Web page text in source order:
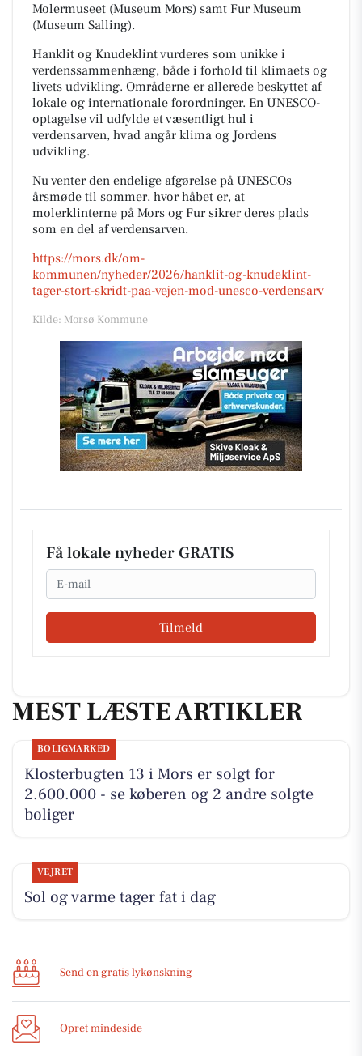
Molermuseet (Museum Mors) samt Fur Museum
(Museum Salling).
Hanklit og Knudeklint vurderes som unikke i
verdenssammenhæng, både i forhold til klimaets og
livets udvikling. Områderne er allerede beskyttet af
lokale og internationale forordninger. En UNESCO-
optagelse vil udfylde et væsentligt hul i
verdensarven, hvad angår klima og Jordens
udvikling.
Nu venter den endelige afgørelse på UNESCOs
årsmøde til sommer, hvor håbet er, at
molerklinterne på Mors og Fur sikrer deres plads
som en del af verdensarven.
https://mors.dk/om-
kommunen/nyheder/2026/hanklit-og-knudeklint-
tager-stort-skridt-paa-vejen-mod-unesco-verdensarv
Kilde: Morsø Kommune
Få lokale nyheder GRATIS
Email
Tilmeld
MEST LÆSTE ARTIKLER
BOLIGMARKED
Klosterbugten 13 i Mors er solgt for
2.600.000 - se køberen og 2 andre solgte
boliger
VEJRET
Sol og varme tager fat i dag
Send en gratis lykønskning
Opret mindeside